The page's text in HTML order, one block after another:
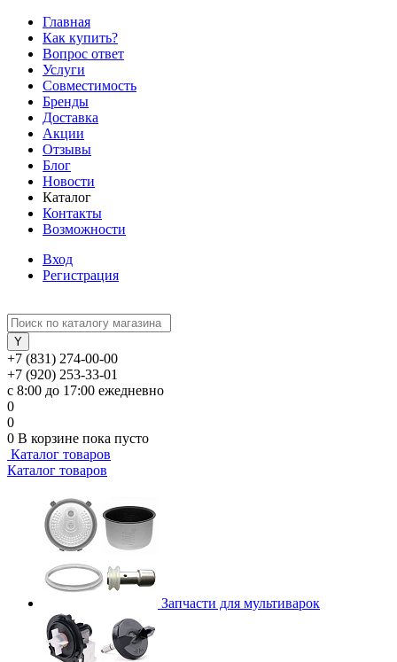
Главная
Как купить?
Вопрос ответ
Услуги
Совместимость
Бренды
Доставка
Акции
Отзывы
Блог
Новости
Каталог
Контакты
Возможности
Вход
Регистрация
+7 (831) 274-00-00
+7 (920) 253-33-01
с 8:00 до 17:00 ежедневно
0
0
0 В корзине пока пусто
Каталог товаров
Каталог товаров
Запчасти для мультиварок